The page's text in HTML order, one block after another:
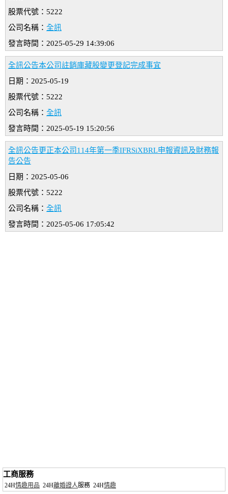
股票代號：5222
公司名稱： 全訊
發言時間：2025-05-29 14:39:06
全訊公告本公司註銷庫藏股變更登記完成事宜
日期：2025-05-19
股票代號：5222
公司名稱： 全訊
發言時間：2025-05-19 15:20:56
全訊公告更正本公司114年第一季IFRSiXBRL申報資訊及財務報
告公告
日期：2025-05-06
股票代號：5222
公司名稱： 全訊
發言時間：2025-05-06 17:05:42
工商服務
24H情趣用品 24H離婚證人服務 24H情趣